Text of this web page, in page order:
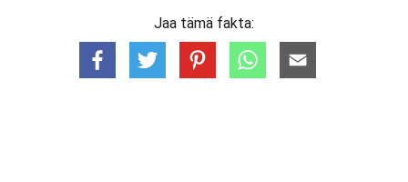
Jaa tämä fakta: